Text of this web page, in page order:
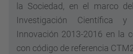
la Sociedad, en el marco
Investigación Científica
Innovación 2013-2016 en la
con código de referencia